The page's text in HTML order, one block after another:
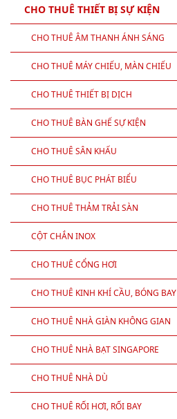
CHO THUÊ THIẾT BỊ SỰ KIỆN
CHO THUÊ ÂM THANH ÁNH SÁNG
CHO THUÊ MÁY CHIẾU, MÀN CHIẾU
CHO THUÊ THIẾT BỊ DỊCH
CHO THUÊ BÀN GHẾ SỰ KIỆN
CHO THUÊ SÂN KHẤU
CHO THUÊ BỤC PHÁT BIỂU
CHO THUÊ THẢM TRẢI SÀN
CỘT CHẮN INOX
CHO THUÊ CỔNG HƠI
CHO THUÊ KINH KHÍ CẦU, BÓNG BAY
CHO THUÊ NHÀ GIÀN KHÔNG GIAN
CHO THUÊ NHÀ BẠT SINGAPORE
CHO THUÊ NHÀ DÙ
CHO THUÊ RỐI HƠI, RỐI BAY